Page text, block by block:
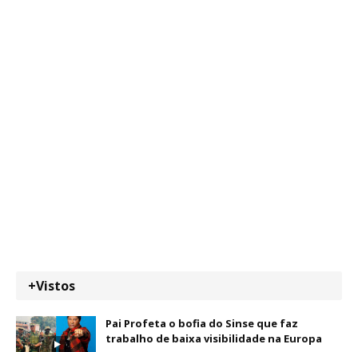
+Vistos
Pai Profeta o bofia do Sinse que faz
trabalho de baixa visibilidade na Europa